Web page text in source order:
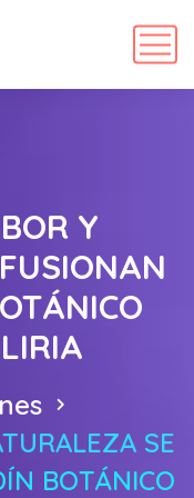
Y
SE
BOTÁNICO